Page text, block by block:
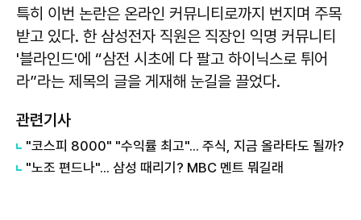
특히 이번 논란은 온라인 커뮤니티로까지 번지며 주목
받고 있다. 한 삼성전자 직원은 직장인 익명 커뮤니티
'블라인드'에 “삼전 시초에 다 팔고 하이닉스로 튀어
라”라는 제목의 글을 게재해 눈길을 끌었다.
관련기사
"코스피 8000" "수익률 최고"... 주식, 지금 올라타도 될까?
"노조 편드나"... 삼성 때리기? MBC 멘트 뭐길래